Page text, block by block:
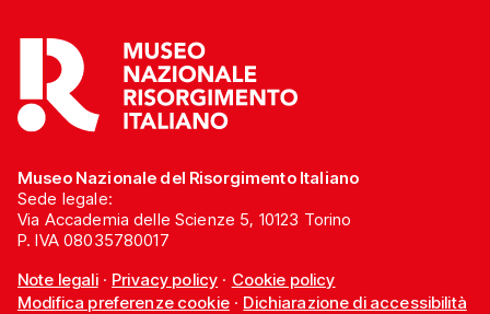
Museo Nazionale del Risorgimento Italiano
Sede legale:
Via Accademia delle Scienze 5, 10123 Torino
P. IVA 08035780017
Note legali· Privacy policy · Cookie policy
Modifica preferenze cookie· Dichiarazione di accessibilità